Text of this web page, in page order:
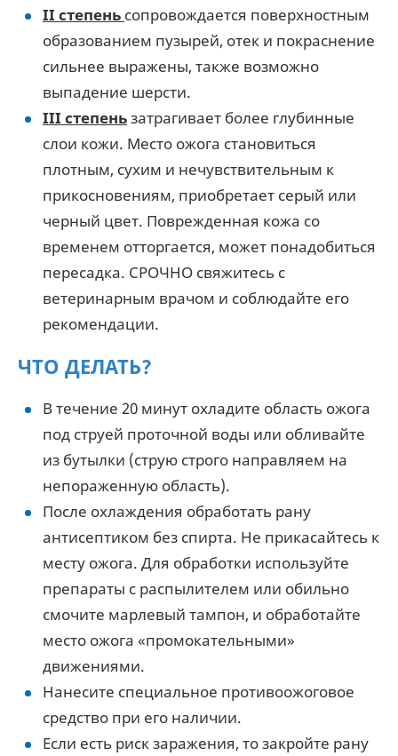
II степень сопровождается поверхностным
образованием пузырей, отек и покраснение
сильнее выражены, также возможно
выпадение шерсти.
III степеньзатрагивает более глубинные
слои кожи. Место ожога становиться
плотным, сухим и нечувствительным к
прикосновениям, приобретает серый или
черный цвет. Поврежденная кожа со
временем отторгается, может понадобиться
пересадка. СРОЧНО свяжитесь с
ветеринарным врачом и соблюдайте его
рекомендации.
ЧТО ДЕЛАТЬ?
В течение 20 минут охладите область ожога
под струей проточной воды или обливайте
из бутылки (струю строго направляем на
непораженную область).
После охлаждения обработать рану
антисептиком без спирта. Не прикасайтесь к
месту ожога. Для обработки используйте
препараты с распылителем или обильно
смочите марлевый тампон, и обработайте
место ожога «промокательными»
движениями.
Нанесите специальное противоожоговое
средство при его наличии.
Если есть риск заражения, то закройте рану